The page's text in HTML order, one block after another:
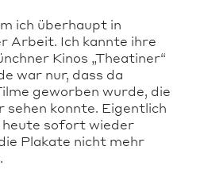
ich überhaupt in
Arbeit. Ich kannte ihre
Kinos „Theatiner“
war nur, dass da
geworben wurde, die
sehen konnte. Eigentlich
sofort wieder
Plakate nicht mehr